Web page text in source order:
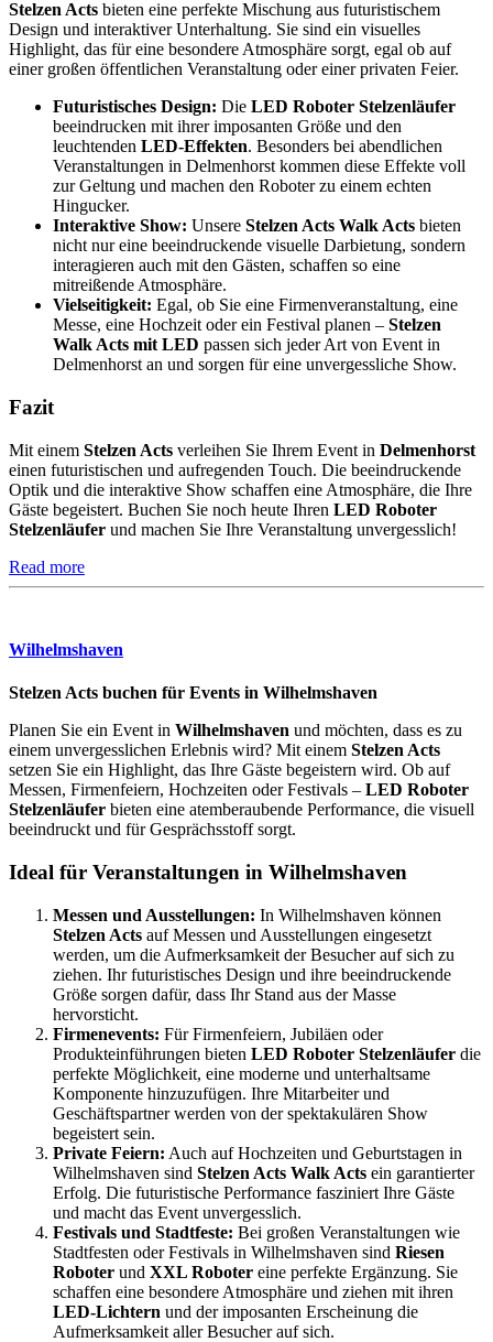
Stelzen Acts bieten eine perfekte Mischung aus futuristischem
Design und interaktiver Unterhaltung. Sie sind ein visuelles
Highlight, das für eine besondere Atmosphäre sorgt, egal ob auf
einer großen öffentlichen Veranstaltung oder einer privaten Feier.
Futuristisches Design: Die LED Roboter Stelzenläufer
beeindrucken mit ihrer imposanten Größe und den
leuchtenden LED-Effekten. Besonders bei abendlichen
Veranstaltungen in Delmenhorst kommen diese Effekte voll
zur Geltung und machen den Roboter zu einem echten
Hingucker.
Interaktive Show: Unsere Stelzen Acts Walk Acts bieten
nicht nur eine beeindruckende visuelle Darbietung, sondern
interagieren auch mit den Gästen, schaffen so eine
mitreißende Atmosphäre.
Vielseitigkeit: Egal, ob Sie eine Firmenveranstaltung, eine
Messe, eine Hochzeit oder ein Festival planen – Stelzen
Walk Acts mit LED passen sich jeder Art von Event in
Delmenhorst an und sorgen für eine unvergessliche Show.
Fazit
Mit einem Stelzen Acts verleihen Sie Ihrem Event in Delmenhorst
einen futuristischen und aufregenden Touch. Die beeindruckende
Optik und die interaktive Show schaffen eine Atmosphäre, die Ihre
Gäste begeistert. Buchen Sie noch heute Ihren LED Roboter
Stelzenläufer und machen Sie Ihre Veranstaltung unvergesslich!
Read more
Wilhelmshaven
Stelzen Acts buchen für Events in Wilhelmshaven
Planen Sie ein Event in Wilhelmshaven und möchten, dass es zu
einem unvergesslichen Erlebnis wird? Mit einem Stelzen Acts
setzen Sie ein Highlight, das Ihre Gäste begeistern wird. Ob auf
Messen, Firmenfeiern, Hochzeiten oder Festivals – LED Roboter
Stelzenläufer bieten eine atemberaubende Performance, die visuell
beeindruckt und für Gesprächsstoff sorgt.
Ideal für Veranstaltungen in Wilhelmshaven
Messen und Ausstellungen: In Wilhelmshaven können
Stelzen Acts auf Messen und Ausstellungen eingesetzt
werden, um die Aufmerksamkeit der Besucher auf sich zu
ziehen. Ihr futuristisches Design und ihre beeindruckende
Größe sorgen dafür, dass Ihr Stand aus der Masse
hervorsticht.
Firmenevents: Für Firmenfeiern, Jubiläen oder
Produkteinführungen bieten LED Roboter Stelzenläufer die
perfekte Möglichkeit, eine moderne und unterhaltsame
Komponente hinzuzufügen. Ihre Mitarbeiter und
Geschäftspartner werden von der spektakulären Show
begeistert sein.
Private Feiern: Auch auf Hochzeiten und Geburtstagen in
Wilhelmshaven sind Stelzen Acts Walk Acts ein garantierter
Erfolg. Die futuristische Performance fasziniert Ihre Gäste
und macht das Event unvergesslich.
Festivals und Stadtfeste: Bei großen Veranstaltungen wie
Stadtfesten oder Festivals in Wilhelmshaven sind Riesen
Roboter und XXL Roboter eine perfekte Ergänzung. Sie
schaffen eine besondere Atmosphäre und ziehen mit ihren
LED-Lichtern und der imposanten Erscheinung die
Aufmerksamkeit aller Besucher auf sich.